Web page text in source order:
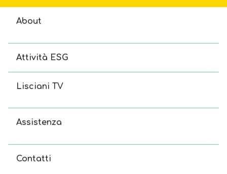
About
Attività ESG
Lisciani TV
Assistenza
Contatti